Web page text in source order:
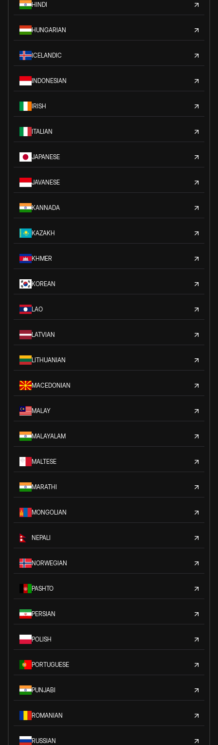
HINDI
HUNGARIAN
ICELANDIC
INDONESIAN
IRISH
ITALIAN
JAPANESE
JAVANESE
KANNADA
KAZAKH
KHMER
KOREAN
LAO
LATVIAN
LITHUANIAN
MACEDONIAN
MALAY
MALAYALAM
MALTESE
MARATHI
MONGOLIAN
NEPALI
NORWEGIAN
PASHTO
PERSIAN
POLISH
PORTUGUESE
PUNJABI
ROMANIAN
RUSSIAN